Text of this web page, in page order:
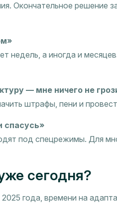
Окончательное решение
недель, а иногда и
— мне ничего не
штрафы, пени и
спасусь»
под спецрежимы. Для
сегодня?
года, времени на